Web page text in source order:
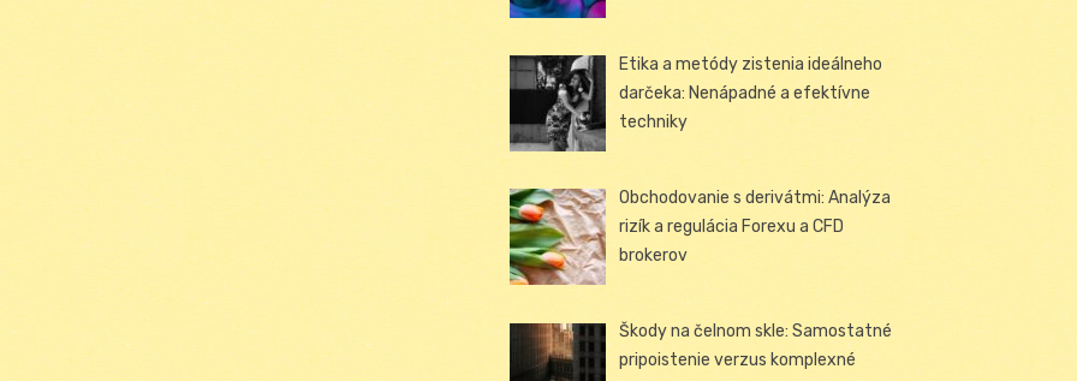
Etika a metódy zistenia ideálneho
darčeka: Nenápadné a efektívne
techniky
Obchodovanie s derivátmi: Analýza
rizík a regulácia Forexu a CFD
brokerov
Škody na čelnom skle: Samostatné
pripoistenie verzus komplexné